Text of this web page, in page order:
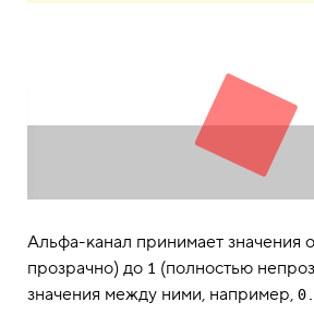
Альфа-канал принимает значения
прозрачно) до 1 (полностью
значения между ними, например,